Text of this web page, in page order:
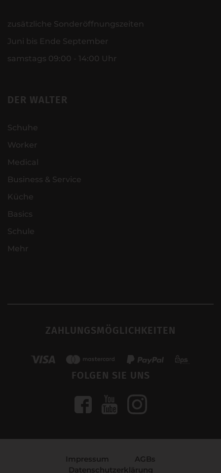
zusätzliche Sonderöffnungszeiten
Juni bis Ende September
samstags 09:00 - 14:00 Uhr
DER WALTER
Schuhe
Worker
Medical
Business & Service
Küche
Basics
Schule
Mehr
ZAHLUNGSMÖGLICHKEITEN
FOLGEN SIE UNS
Impressum
AGBs
Datenschutzerklärung